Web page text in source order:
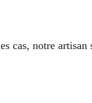
cas, notre